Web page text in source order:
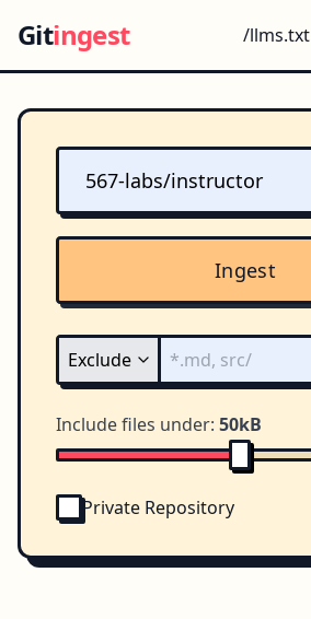
Gitingest /llms.txt
Ingest
Include files under: 50kB
Private Repository